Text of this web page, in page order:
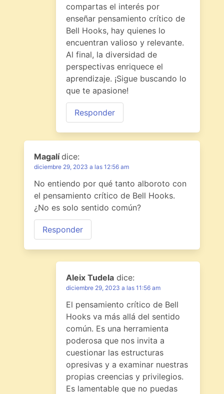
compartas el interés por
enseñar pensamiento crítico de
Bell Hooks, hay quienes lo
encuentran valioso y relevante.
Al final, la diversidad de
perspectivas enriquece el
aprendizaje. ¡Sigue buscando lo
que te apasione!
Responder
Magalídice:
diciembre 29, 2023 a las 12:56 am
No entiendo por qué tanto alboroto con
el pensamiento crítico de Bell Hooks.
¿No es solo sentido común?
Responder
Aleix Tudela dice:
diciembre 29, 2023 a las 11:56 am
El pensamiento crítico de Bell
Hooks va más allá del sentido
común. Es una herramienta
poderosa que nos invita a
cuestionar las estructuras
opresivas y a examinar nuestras
propias creencias y privilegios.
Es lamentable que no puedas